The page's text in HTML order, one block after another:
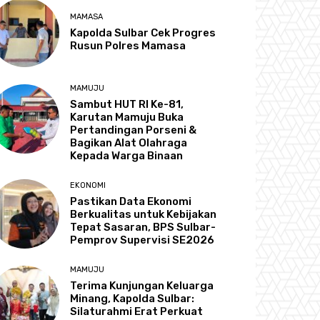
MAMASA
Kapolda Sulbar Cek Progres
Rusun Polres Mamasa
MAMUJU
Sambut HUT RI Ke-81,
Karutan Mamuju Buka
Pertandingan Porseni &
Bagikan Alat Olahraga
Kepada Warga Binaan
EKONOMI
Pastikan Data Ekonomi
Berkualitas untuk Kebijakan
Tepat Sasaran, BPS Sulbar-
Pemprov Supervisi SE2026
MAMUJU
Terima Kunjungan Keluarga
Minang, Kapolda Sulbar:
Silaturahmi Erat Perkuat